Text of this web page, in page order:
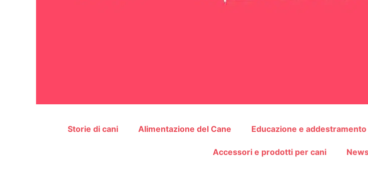
Storie di cani Alimentazione del Cane Educazione e addestramento
Accessori e prodotti per cani